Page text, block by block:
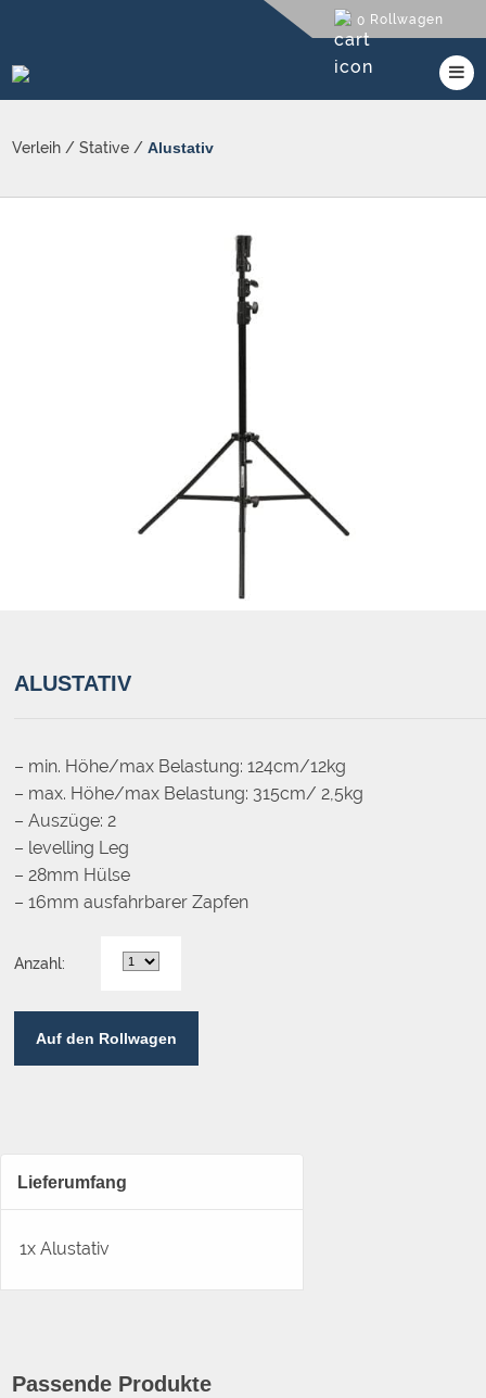
0 Rollwagen
Verleih /Stative /Alustativ
ALUSTATIV
– min. Höhe/max Belastung: 124cm/12kg
– max. Höhe/max Belastung: 315cm/ 2,5kg
– Auszüge: 2
– levelling Leg
– 28mm Hülse
– 16mm ausfahrbarer Zapfen
Anzahl:
Auf den Rollwagen
Lieferumfang
1x Alustativ
Passende Produkte